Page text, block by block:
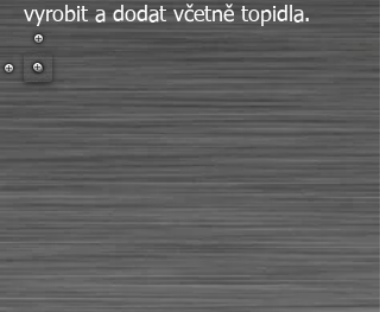
vyrobit a dodat včetně topidla.